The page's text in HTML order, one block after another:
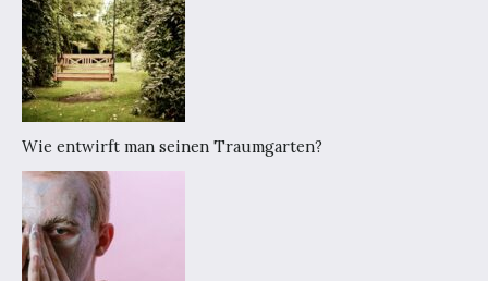
Wie entwirft man seinen Traumgarten?